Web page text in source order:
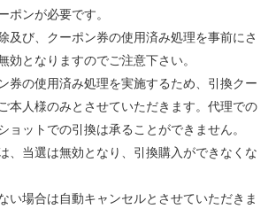
ンが必要です。
及び、クーポン券の使用済み処理を事前にさ
効となりますのでご注意下さい。
券の使用済み処理を実施するため、引換クー
本人様のみとさせていただきます。代理での
ョットでの引換は承ることができません。
、当選は無効となり、引換購入ができなくな
い場合は自動キャンセルとさせていただきま